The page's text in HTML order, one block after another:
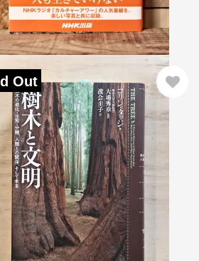
Out